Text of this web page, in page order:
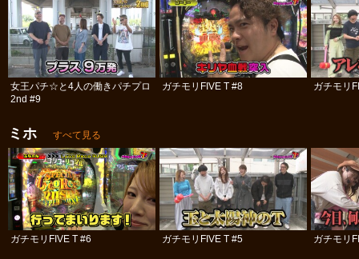
女王パチ☆と4人の働きパチプロ
2nd #9
ガチモリFIVE T #8 ガチモリ
ミホ すべて見る
ガチモリFIVE T #6 ガチモリFIVE T #5 ガチモリ